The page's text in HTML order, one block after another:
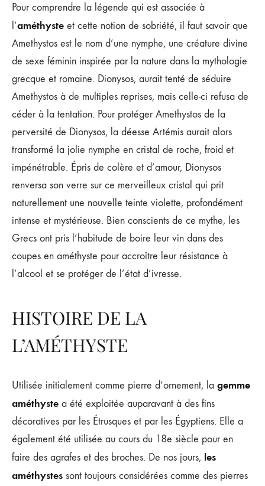
Pour comprendre la légende qui est associée à
l’améthyste et cette notion de sobriété, il faut savoir que
Amethystos est le nom d’une nymphe, une créature divine
de sexe féminin inspirée par la nature dans la mythologie
grecque et romaine. Dionysos, aurait tenté de séduire
Amethystos à de multiples reprises, mais celle-ci refusa de
céder à la tentation. Pour protéger Amethystos de la
perversité de Dionysos, la déesse Artémis aurait alors
transformé la jolie nymphe en cristal de roche, froid et
impénétrable. Épris de colère et d’amour, Dionysos
renversa son verre sur ce merveilleux cristal qui prit
naturellement une nouvelle teinte violette, profondément
intense et mystérieuse. Bien conscients de ce mythe, les
Grecs ont pris l’habitude de boire leur vin dans des
coupes en améthyste pour accroître leur résistance à
l’alcool et se protéger de l’état d’ivresse.
HISTOIRE DE LA
L’AMÉTHYSTE
Utilisée initialement comme pierre d’ornement, la gemme
améthyste a été exploitée auparavant à des fins
décoratives par les Étrusques et par les Égyptiens. Elle a
également été utilisée au cours du 18e siècle pour en
faire des agrafes et des broches. De nos jours, les
améthystes sont toujours considérées comme des pierres